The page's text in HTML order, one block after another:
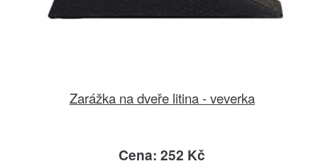
Zarážka na dveře litina - veverka
Cena: 252 Kč